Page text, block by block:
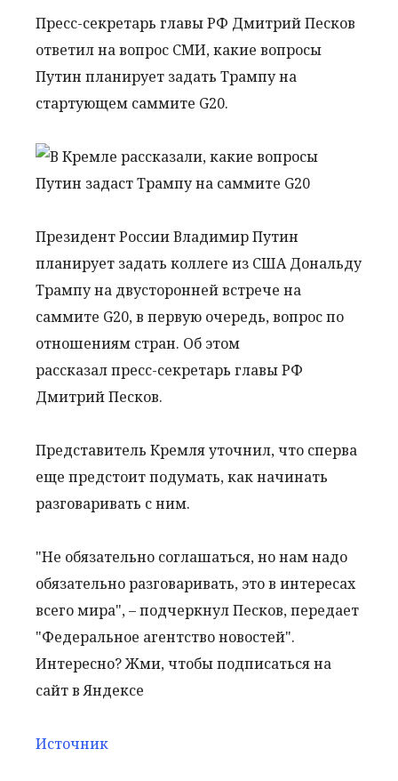
Пресс-секретарь главы РФ Дмитрий Песков
ответил на вопрос СМИ, какие вопросы
Путин планирует задать Трампу на
стартующем саммите G20.
Президент России Владимир Путин
планирует задать коллеге из США Дональду
Трампу на двусторонней встрече на
саммите G20, в первую очередь, вопрос по
отношениям стран. Об этом
рассказал пресс-секретарь главы РФ
Дмитрий Песков.
Представитель Кремля уточнил, что сперва
еще предстоит подумать, как начинать
разговаривать с ним.
"Не обязательно соглашаться, но нам надо
обязательно разговаривать, это в интересах
всего мира", – подчеркнул Песков, передает
"Федеральное агентство новостей".
Интересно? Жми, чтобы подписаться на
сайт в Яндексе
Источник